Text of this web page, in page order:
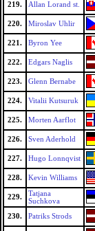
219. Allan Lorand st.
220. Miroslav Uhlir
221. Byron Yee
222. Edgars Naglis
223. Glenn Bernabe
224. Vitalii Kutsuruk
225. Morten Aarflot
226. Sven Aderhold
227. Hugo Lonnqvist
228. Kevin Williams
229.
Tatjana
Suchkova
230. Patriks Strods